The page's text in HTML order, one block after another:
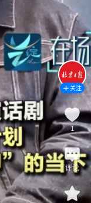
关注
1
评论